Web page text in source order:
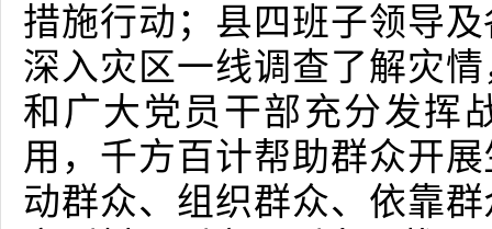
措施行动；县四班子领导
深入灾区一线调查了解灾
和广大党员干部充分发挥
用，千方百计帮助群众开
动群众、组织群众、依靠